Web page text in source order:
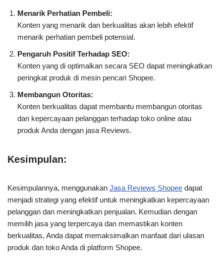
Menarik Perhatian Pembeli:
Konten yang menarik dan berkualitas akan lebih efektif
menarik perhatian pembeli potensial.
Pengaruh Positif Terhadap SEO:
Konten yang di optimalkan secara SEO dapat meningkatkan
peringkat produk di mesin pencari Shopee.
Membangun Otoritas:
Konten berkualitas dapat membantu membangun otoritas
dan kepercayaan pelanggan terhadap toko online atau
produk Anda dengan jasa Reviews.
Kesimpulan:
Kesimpulannya, menggunakan Jasa Reviews Shopee dapat
menjadi strategi yang efektif untuk meningkatkan kepercayaan
pelanggan dan meningkatkan penjualan. Kemudian dengan
memilih jasa yang terpercaya dan memastikan konten
berkualitas, Anda dapat memaksimalkan manfaat dari ulasan
produk dan toko Anda di platform Shopee.